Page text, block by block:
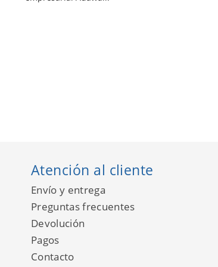
Atención al cliente
Envío y entrega
Preguntas frecuentes
Devolución
Pagos
Contacto